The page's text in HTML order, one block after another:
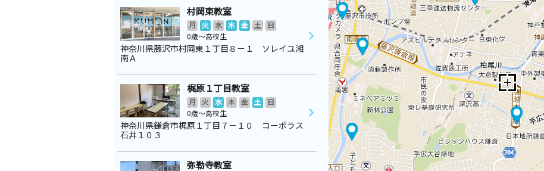
村岡東教室
月 火 水 木 金 土
日
0歳～高校生
神奈川県藤沢市村岡東１丁目８－１ ソレイユ湘
南Ａ
梶原１丁目教室
月 火 水 木 金 土
日
0歳～高校生
神奈川県鎌倉市梶原１丁目７－１０ コーポラス
石井１０３
弥勒寺教室